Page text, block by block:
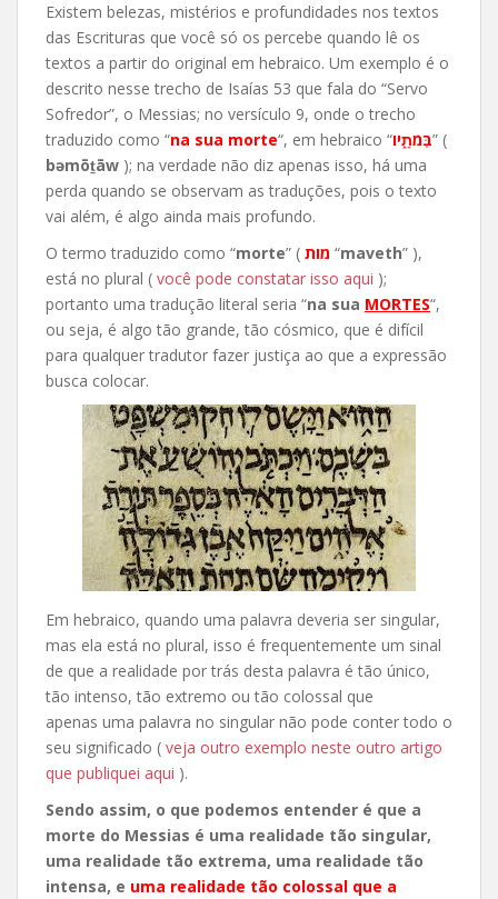
Existem belezas, mistérios e profundidades nos textos
das Escrituras que você só os percebe quando lê os
textos a partir do original em hebraico. Um exemplo é o
descrito nesse trecho de Isaías 53 que fala do “Servo
Sofredor”, o Messias; no versículo 9, onde o trecho
traduzido como “na sua morte“, em hebraico “בְּמֹתָ֑יו” (
bəmōṯāw ); na verdade não diz apenas isso, há uma
perda quando se observam as traduções, pois o texto
vai além, é algo ainda mais profundo.
O termo traduzido como “morte” ( מות “maveth” ),
está no plural ( você pode constatar isso aqui );
portanto uma tradução literal seria “na sua MORTES“,
ou seja, é algo tão grande, tão cósmico, que é difícil
para qualquer tradutor fazer justiça ao que a expressão
busca colocar.
Em hebraico, quando uma palavra deveria ser singular,
mas ela está no plural, isso é frequentemente um sinal
de que a realidade por trás desta palavra é tão único,
tão intenso, tão extremo ou tão colossal que
apenas uma palavra no singular não pode conter todo o
seu significado ( veja outro exemplo neste outro artigo
que publiquei aqui ).
Sendo assim, o que podemos entender é que a
morte do Messias é uma realidade tão singular,
uma realidade tão extrema, uma realidade tão
intensa, e uma realidade tão colossal que a